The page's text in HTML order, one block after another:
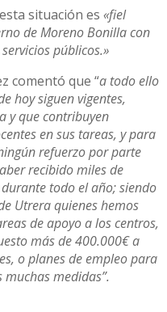
situación es «fiel
de Moreno Bonilla con
públicos.»
comentó que “a todo ello
hoy siguen vigentes,
y que contribuyen
en sus tareas, y para
refuerzo por parte
recibido miles de
todo el año; siendo
Utrera quienes hemos
de apoyo a los centros,
más de 400.000€ a
o planes de empleo para
medidas”.